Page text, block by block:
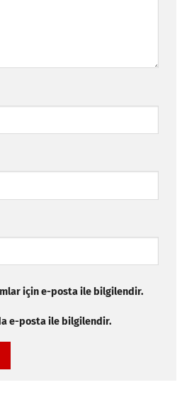
için e-posta ile bilgilendir.
e-posta ile bilgilendir.